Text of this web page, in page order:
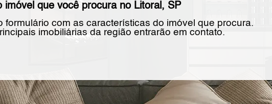
imóvel que você procura no Litoral, SP
formulário com as características do imóvel que procura.
imobiliárias da região entrarão em contato.